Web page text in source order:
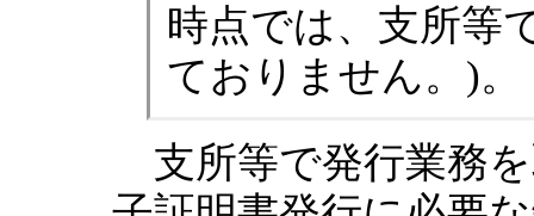
時点では、支所等
ておりません。)。
支所等で発行業務